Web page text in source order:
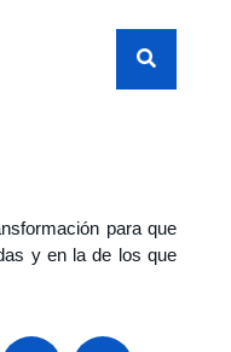
para que
y en la de los que